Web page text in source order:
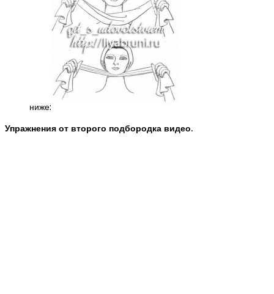
ниже:
Упражнения от второго подбородка видео.